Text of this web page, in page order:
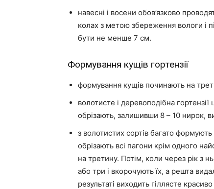
навесні і восени обов’язково
колах з метою збереження вологи і
бути не менше 7 см.
Формування кущів гортензії
формування кущів починають на
волотисте і деревоподібна
обрізають, залишивши 8 – 10 нирок,
з волотистих сортів багато
обрізають всі пагони крім одного
на третину. Потім, коли через рік з
або три і вкорочують їх, а решта
результаті виходить гіллясте